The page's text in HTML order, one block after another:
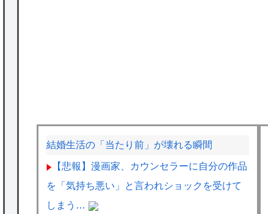
結婚生活の「当たり前」が壊れる瞬間
【悲報】漫画家、カウンセラーに自分の作品
を「気持ち悪い」と言われショックを受けて
しまう…